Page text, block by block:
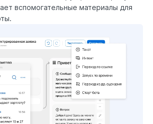
вспомогательные материалы для